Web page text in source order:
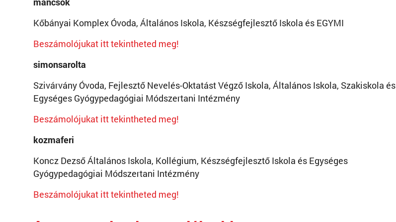
Kőbányai Komplex Óvoda, Általános Iskola, Készségfejlesztő Iskola és EGYMI
Beszámolójukat itt tekintheted meg!
simonsarolta
Szivárvány Óvoda, Fejlesztő Nevelés-Oktatást Végző Iskola, Általános Iskola, Szakiskola és
Egységes Gyógypedagógiai Módszertani Intézmény
Beszámolójukat itt tekintheted meg!
kozmaferi
Koncz Dezső Általános Iskola, Kollégium, Készségfejlesztő Iskola és Egységes
Gyógypedagógiai Módszertani Intézmény
Beszámolójukat itt tekintheted meg!